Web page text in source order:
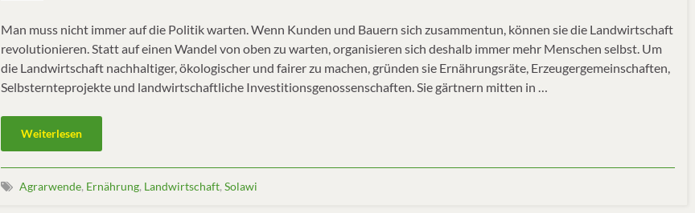
Man muss nicht immer auf die Politik warten. Wenn Kunden und Bauern sich zusammentun, können sie die Landwirtschaft
revolutionieren. Statt auf einen Wandel von oben zu warten, organisieren sich deshalb immer mehr Menschen selbst. Um
die Landwirtschaft nachhaltiger, ökologischer und fairer zu machen, gründen sie Ernährungsräte, Erzeugergemeinschaften,
Selbsternteprojekte und landwirtschaftliche Investitionsgenossenschaften. Sie gärtnern mitten in …
Weiterlesen
Agrarwende, Ernährung, Landwirtschaft, Solawi